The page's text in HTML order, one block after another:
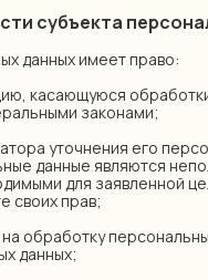
субъекта
данных имеет право:
касающуюся
законами;
уточнения его
данные являются
для заявленной
своих прав;
на обработку
данных;